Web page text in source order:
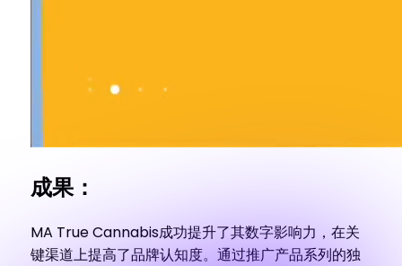
成果：
MA True Cannabis成功提升了其数字影响力，在关
键渠道上提高了品牌认知度。通过推广产品系列的独